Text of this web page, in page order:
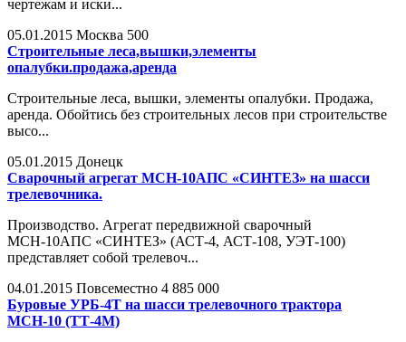
чертежам и иски...
05.01.2015 Москва 500
Строительные леса,вышки,элементы
опалубки.продажа,аренда
Строительные леса, вышки, элементы опалубки. Продажа,
аренда. Обойтись без строительных лесов при строительстве
высо...
05.01.2015 Донецк
Сварочный агрегат МСН-10АПС «СИНТЕЗ» на шасси
трелевочника.
Производство. Агрегат передвижной сварочный
МСН-10АПС «СИНТЕЗ» (АСТ-4, АСТ-108, УЭТ-100)
представляет собой трелевоч...
04.01.2015 Повсеместно 4 885 000
Буровые УРБ-4Т на шасси трелевочного трактора
МСН-10 (ТТ-4М)